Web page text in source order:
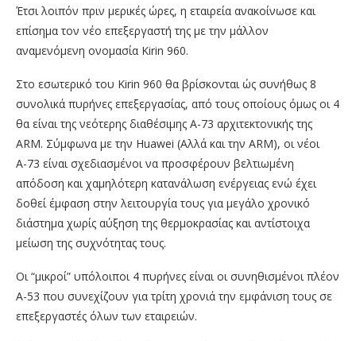
Έτσι λοιπόν πριν μερικές ώρες, η εταιρεία ανακοίνωσε και
επίσημα τον νέο επεξεργαστή της με την μάλλον
αναμενόμενη ονομασία Kirin 960.
Στο εσωτερικό του Kirin 960 θα βρίσκονται ώς συνήθως 8
συνολικά πυρήνες επεξεργασίας, από τους οποίους όμως οι 4
θα είναι της νεότερης διαθέσιμης Α-73 αρχιτεκτονικής της
ARM. Σύμφωνα με την Huawei (Αλλά και την ARM), οι νέοι
Α-73 είναι σχεδιασμένοι να προσφέρουν βελτιωμένη
απόδοση και χαμηλότερη κατανάλωση ενέργειας ενώ έχει
δοθεί έμφαση στην λειτουργία τους για μεγάλο χρονικό
διάστημα χωρίς αύξηση της θερμοκρασίας και αντίστοιχα
μείωση της συχνότητας τους.
Οι “μικροί” υπόλοιποι 4 πυρήνες είναι οι συνηθισμένοι πλέον
Α-53 που συνεχίζουν για τρίτη χρονιά την εμφάνιση τους σε
επεξεργαστές όλων των εταιρειών.